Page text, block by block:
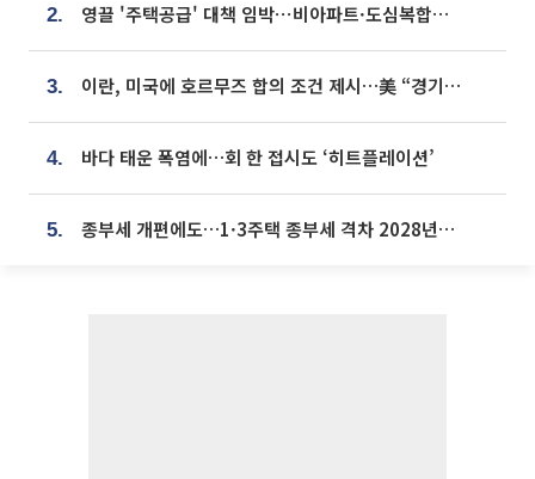
2. 영끌 '주택공급' 대책 임박⋯비아파트·도심복합까지 총동원
3. 이란, 미국에 호르무즈 합의 조건 제시…美 “경기 아직 안 끝나” [종합]
4. 바다 태운 폭염에…회 한 접시도 ‘히트플레이션’
5. 종부세 개편에도…1·3주택 종부세 격차 2028년부터 확대